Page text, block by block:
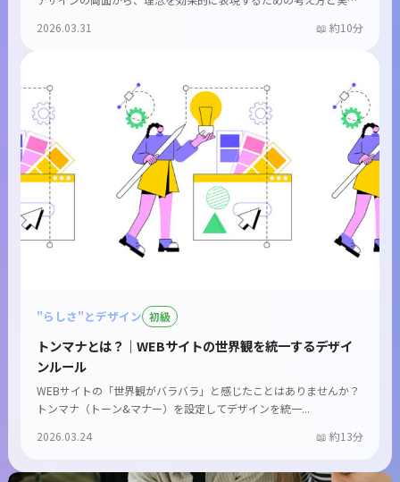
2026.03.31 約10分
"らしさ"とデザイン 初級
トンマナとは？｜WEBサイトの世界観を統一するデザイ
ンルール
WEBサイトの「世界観がバラバラ」と感じたことはありませんか？
トンマナ（トーン&マナー）を設定してデザインを統一...
2026.03.24
約13分